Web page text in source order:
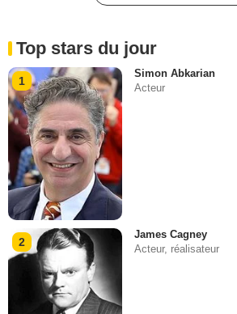
Top stars du jour
1
Simon Abkarian
Acteur
2
James Cagney
Acteur, réalisateur